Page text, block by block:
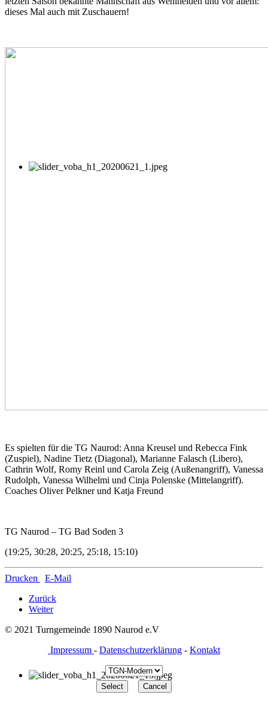
dieses Mal auch mit Zuschauern!
Es spielten für die TG Naurod: Anna Kreusel und Rebecca Fink
(Zuspiel), Nadine Tietz (Diagonal), Marianne Falasch (Libero),
Cathrin Wolf, Romy Reinl und Carola Zeig (Außenangriff), Vanessa
Rudolph, Vanessa Wilhelmi und Cinja Polenske (Mittelangriff).
Coaches Oliver Pelkner und Katja Freund
TG Naurod – TG Bad Soden 3
(19:25, 30:28, 20:25, 25:18, 15:10)
Drucken
E-Mail
Zurück
Weiter
© 2021 Turngemeinde 1890 Naurod e.V
Impressum - Datenschutzerklärung - Kontakt